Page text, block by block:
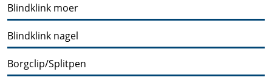
Blindklink moer
Blindklink nagel
Borgclip/Splitpen